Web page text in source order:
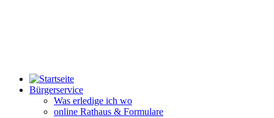
Bürgerservice
Was erledige ich wo
online Rathaus & Formulare